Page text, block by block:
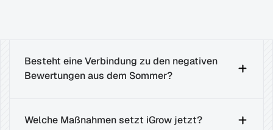
Besteht eine Verbindung zu den negativen
Bewertungen aus dem Sommer?
Welche Maßnahmen setzt iGrow jetzt?